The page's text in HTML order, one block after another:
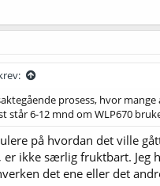
prosess, hvor
står 6-12 mnd om WLP670
på hvordan det ville
er ikke særlig fruktbart. Jeg
det ene eller det